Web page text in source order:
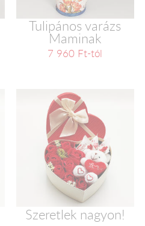
Tulipános varázs
Maminak
7 960 Ft-tól
Szeretlek nagyon!